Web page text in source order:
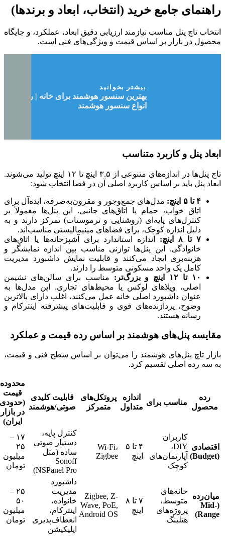
راهنمای جامع خرید (انتخاب، ابعاد و برندها)
انتخاب تاچ پنل مناسب نیازمند ارزیابی دقیق ابعاد، عملکرد، و جایگاه
محصول در بازار بر اساس قیمت و ویژگی‌های فنی است.
بیشتر بخوانید
بهترین سنسور هوشمند برای خانه | راهنمای
انواع سنسور هوشمند
ابعاد پنل و کاربرد متناسب
تاچ پنل‌ها در اندازه‌های متنوعی از ۳.۵ اینچ تا ۱۲ اینچ تولید می‌شوند.
ابعاد پنل باید بر اساس کاربرد اصلی آن در فضا انتخاب شود:
۴ تا ۵ اینچ:
مدل‌های جمع‌وجور و مقرون‌به‌صرفه، ایده‌آل برای
اتاق خواب، حمام یا اتاق‌های جانبی. این پنل‌ها معمولاً بر
کنترل‌های پایه‌ای (روشنایی و ترموستات) تمرکز دارند و به
دلیل اندازه کوچک، برای فضاهای مینیمالیستی مناسب‌اند.
۷ تا ۸ اینچ:
اندازه استاندارد برای آشپزخانه‌ها یا اتاق‌های
خانوادگی. این پنل‌ها توازنی مناسب بین اندازه نمایشگر و
هزینه‌بری ایجاد می‌کنند و قابلیت نمایش داشبورد مدیریت
کامل یک واحد مسکونی متوسط را دارند.
۱۰ تا ۱۲ اینچ و بزرگ‌تر:
مناسب برای سالن‌های نشیمن
اصلی، ویلاهای لوکس یا محیط‌های تجاری. این مدل‌ها به
عنوان داشبورد اصلی خانه عمل می‌کنند، اغلب دارای بالاترین
وضوح، پردازنده‌های قوی و قابلیت‌های پیشرفته اینترکام و
رسانه هستند.
مقایسه پنل‌های هوشمند بر اساس رده قیمت و عملکرد
بازار تاچ پنل‌های هوشمند را می‌توان بر اساس سطح فنی و قیمت،
به سه رده اصلی تقسیم کرد.
رده
محصول
مناسب برای
اندازه
متداول
پروتکل‌های
متمرکز
قابلیت کلیدی
صوتی/هوشمند
محدوده
قیمت
(حدودی
در بازار
ایران)
اقتصادی
(Budget)
کاربران
DIY،
آپارتمان‌های
کوچک
۴ تا ۵
اینچ
Wi-Fi،
Zigbee
کنترل پایه،
دستیار صوتی
ساده (مثل
Sonoff
NSPanel Pro)
۱۷ –
۲۵
میلیون
تومان
میان‌رده
(Mid-
Range)
خانه‌های
متوسط،
پروژه‌های
هتلینگ
۷ تا ۸
اینچ
Zigbee, Z-
Wave, PoE,
Android OS
داشبورد
مدیریت
خانواده،
اینترکام،
انعطاف‌پذیری
اپلیکیشن
۲۵ –
۵۰
میلیون
تومان